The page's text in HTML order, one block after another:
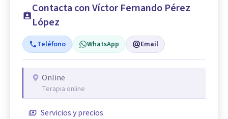
Contacta con Víctor Fernando Pérez
López
Teléfono WhatsApp Email
Online
Terapia online
Servicios y precios